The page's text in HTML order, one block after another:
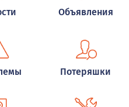
Объявления
Потеряшки